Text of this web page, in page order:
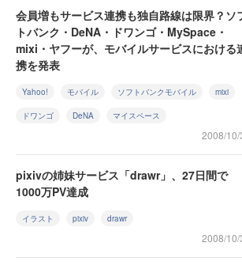
会員増もサービス連携も独自路線は限界？ソ
トバンク・DeNA・ドワンゴ・MySpace・
mixi・ヤフーが、モバイルサービスにおける
携を発表
Yahoo! モバイル ソフトバンクモバイル mixi
ドワンゴ DeNA マイスペース
2008/10/
pixivの姉妹サービス「drawr」、27日間で
1000万PV達成
イラスト pixiv drawr
2008/10/